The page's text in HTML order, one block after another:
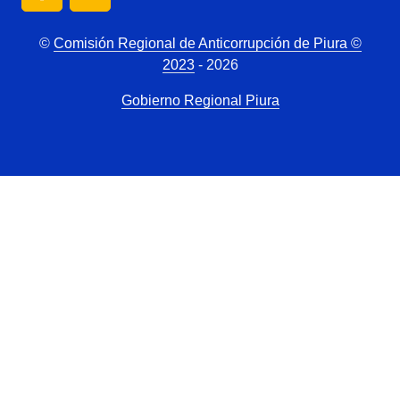
© Comisión Regional de Anticorrupción de Piura ©
2023- 2026
Gobierno Regional Piura